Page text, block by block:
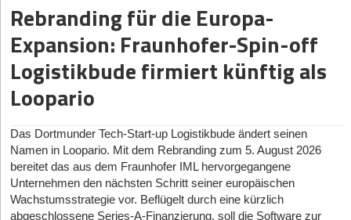
noch sehr hoch und liege sogar über dem des Vor-Corona-
Jahres 2019. Das zeigt: „Der Gründungswille ist unter den
Deutschen weiter vorhanden.“
Rebranding für die Europa-
Expansion: Fraunhofer-Spin-off
Logistikbude firmiert künftig als
Loopario
Das Dortmunder Tech-Start-up Logistikbude ändert seinen
Namen in Loopario. Mit dem Rebranding zum 5. August 2026
bereitet das aus dem Fraunhofer IML hervorgegangene
Unternehmen den nächsten Schritt seiner europäischen
Wachstumsstrategie vor. Beflügelt durch eine kürzlich
abgeschlossene Series-A-Finanzierung, soll die Software zur